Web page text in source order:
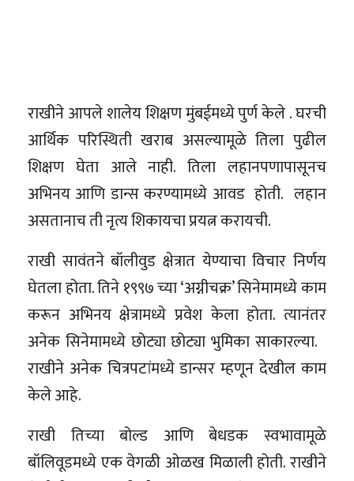
राखीने आपले शालेय शिक्षण मुंबईमध्ये पुर्ण केले . घरची
आर्थिक परिस्थिती खराब असल्यामूळे तिला पुढील
शिक्षण घेता आले नाही. तिला लहानपणापासूनच
अभिनय आणि डान्स करण्यामध्ये आवड होती. लहान
असतानाच ती नृत्य शिकायचा प्रयत्न करायची.
राखी सावंतने बॉलीवुड क्षेत्रात येण्याचा विचार निर्णय
घेतला होता. तिने १९९७ च्या ‘अग्नीचक्र’ सिनेमामध्ये काम
करून अभिनय क्षेत्रामध्ये प्रवेश केला होता. त्यानंतर
अनेक सिनेमामध्ये छोट्या छोट्या भुमिका साकारल्या.
राखीने अनेक चित्रपटांमध्ये डान्सर म्हणून देखील काम
केले आहे.
राखी तिच्या बोल्ड आणि बेधडक स्वभावामूळे
बॉलिवूडमध्ये एक वेगळी ओळख मिळाली होती. राखीने